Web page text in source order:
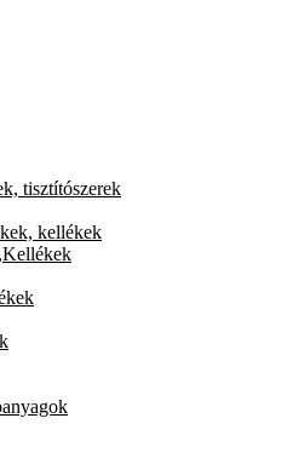
tisztítószerek
kellékek